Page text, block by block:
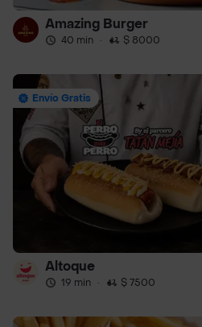
Amazing Burger
40 min · $ 8000
Envío Gratis
Altoque
19 min · $ 7500